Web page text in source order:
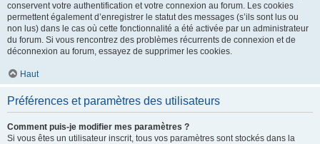
conservent votre authentification et votre connexion au forum. Les cookies
permettent également d’enregistrer le statut des messages (s’ils sont lus ou
non lus) dans le cas où cette fonctionnalité a été activée par un administrateur
du forum. Si vous rencontrez des problèmes récurrents de connexion et de
déconnexion au forum, essayez de supprimer les cookies.
Haut
Préférences et paramètres des utilisateurs
Comment puis-je modifier mes paramètres ?
Si vous êtes un utilisateur inscrit, tous vos paramètres sont stockés dans la